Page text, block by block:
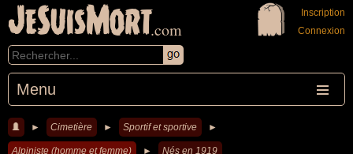
JeSuisMort.com
Menu
Inscription
Connexion
► Cimetière ► Sportif et sportive ►
Alpiniste (homme et femme) ► Nés en 1919